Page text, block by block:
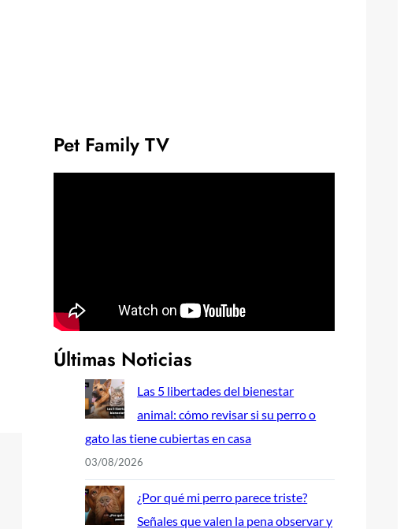
Pet Family TV
Últimas Noticias
Las 5 libertades del bienestar
animal: cómo revisar si su perro o
gato las tiene cubiertas en casa
03/08/2026
¿Por qué mi perro parece triste?
Señales que valen la pena observar y